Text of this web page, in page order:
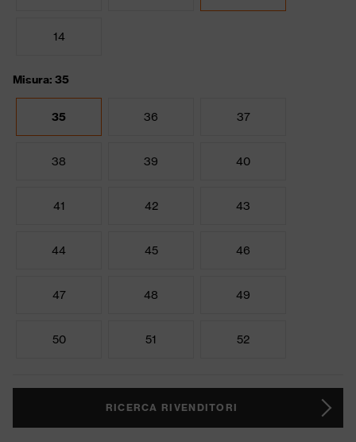
14
Misura: 35
35 36 37
38 39 40
41 42 43
44 45 46
47 48 49
50 51 52
RICERCA RIVENDITORI